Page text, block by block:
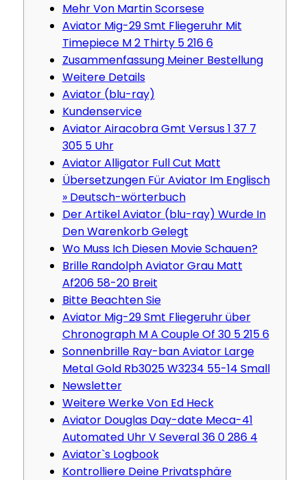
Mehr Von Martin Scorsese
Aviator Mig-29 Smt Fliegeruhr Mit
Timepiece M 2 Thirty 5 216 6
Zusammenfassung Meiner Bestellung
Weitere Details
Aviator (blu-ray)
Kundenservice
Aviator Airacobra Gmt Versus 1 37 7
305 5 Uhr
Aviator Alligator Full Cut Matt
Übersetzungen Für Aviator Im Englisch
» Deutsch-wörterbuch
Der Artikel Aviator (blu-ray) Wurde In
Den Warenkorb Gelegt
Wo Muss Ich Diesen Movie Schauen?
Brille Randolph Aviator Grau Matt
Af206 58-20 Breit
Bitte Beachten Sie
Aviator Mig-29 Smt Fliegeruhr über
Chronograph M A Couple Of 30 5 215 6
Sonnenbrille Ray-ban Aviator Large
Metal Gold Rb3025 W3234 55-14 Small
Newsletter
Weitere Werke Von Ed Heck
Aviator Douglas Day-date Meca-41
Automated Uhr V Several 36 0 286 4
Aviator`s Logbook
Kontrolliere Deine Privatsphäre